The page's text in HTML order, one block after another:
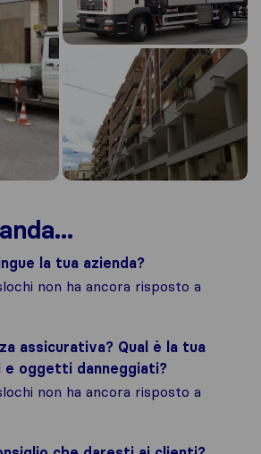
la tua azienda?
non ha ancora risposto a
assicurativa? Qual è la tua
oggetti danneggiati?
non ha ancora risposto a